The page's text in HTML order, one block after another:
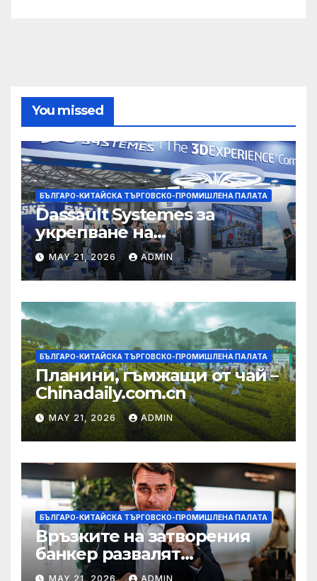
You missed
БЪЛГАРО-КИТАЙСКА ТЪРГОВСКО-ПРОМИШЛЕНА ПАЛАТА
Dassault Systemes за
укрепване на
изграждането на AI
екосистема в Китай
MAY 21, 2026 ADMIN
БЪЛГАРО-КИТАЙСКА ТЪРГОВСКО-ПРОМИШЛЕНА ПАЛАТА
Планини, гъмжащи от чай –
Chinadaily.com.cn
MAY 21, 2026 ADMIN
БЪЛГАРО-КИТАЙСКА ТЪРГОВСКО-ПРОМИШЛЕНА ПАЛАТА
Връзките на затворения
банкер развалят
надеждите на Флавио
MAY 21, 2026 ADMIN